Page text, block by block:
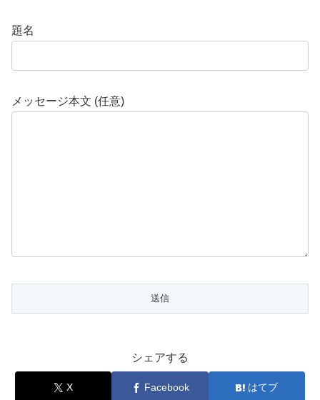
題名
メッセージ本文 (任意)
シェアする
X Facebook はてブ